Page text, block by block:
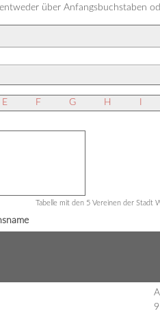
über Anfangsbuchstaben
E F G H
Tabelle mit den 5 Vereinen der Stadt